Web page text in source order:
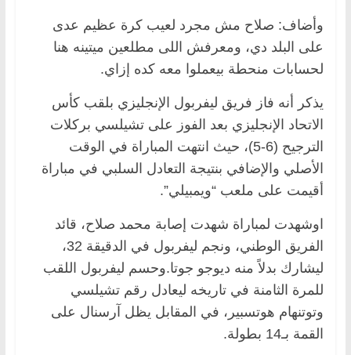
وأضاف: صلاح مش مجرد لعيب كرة عظيم عدى
على البلد دي، ومعرفش اللى مطلعين ميتينه هنا
لحسابات منحطة بيعملوا معه كده إزاي.
يذكر أنه فاز فريق ليفربول الإنجليزي بلقب كأس
الاتحاد الإنجليزي بعد الفوز على تشيلسي بركلات
الترجيح (6-5)، حيث انتهت المباراة في الوقت
الأصلي والإضافي بنتيجة التعادل السلبي في مباراة
أقيمت على ملعب “ويمبيلي”.
اوشهدت لمباراة شهدت إصابة محمد صلاح، قائد
الفريق الوطني، ونجم ليفربول في الدقيقة 32،
ليشارك بدلاً منه ديوجو جوتا.وحسم ليفربول اللقب
للمرة الثامنة في تاريخه ليعادل رقم تشيلسي
وتوتنهام هوتسبير، في المقابل يظل آرسنال على
القمة بـ14 بطولة.